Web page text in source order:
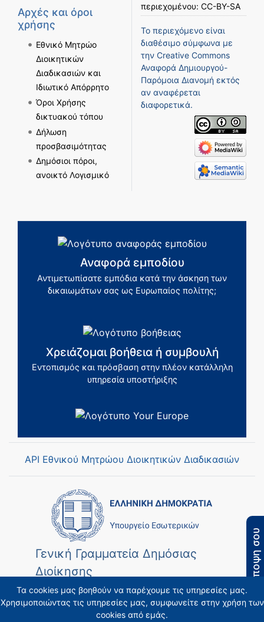
Τα cookies μας βοηθούν να παρέχουμε τις υπηρεσίες μας.
Χρησιμοποιώντας τις υπηρεσίες μας, συμφωνείτε στην χρήση των
cookies από εμάς.
Αρχές και όροι
χρήσης
Εθνικό Μητρώο
Διοικητικών
Διαδικασιών και
Ιδιωτικό Απόρρητο
Όροι Χρήσης
δικτυακού τόπου
Δήλωση
προσβασιμότητας
Δημόσιοι πόροι,
ανοικτό Λογισμικό
περιεχομένου: CC-BY-SA
Το περιεχόμενο είναι
διαθέσιμο σύμφωνα με
την Creative Commons
Αναφορά Δημιουργού-
Παρόμοια Διανομή εκτός
αν αναφέρεται
διαφορετικά.
Αναφορά εμποδίου
Αντιμετωπίσατε εμπόδια κατά την άσκηση των
δικαιωμάτων σας ως Ευρωπαίος πολίτης;
Χρειάζομαι βοήθεια ή συμβουλή
Εντοπισμός και πρόσβαση στην πλέον κατάλληλη
υπηρεσία υποστήριξης
API Εθνικού Μητρώου Διοικητικών Διαδικασιών
Γενική Γραμματεία Δημόσιας
Διοίκησης
Η άποψη σου